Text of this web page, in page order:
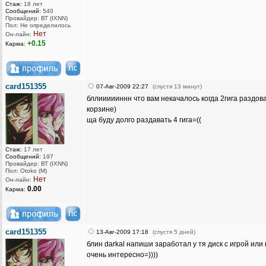
Стаж: 18 лет
Сообщений: 540
Провайдер: ВТ (IXNN)
Пол: Не определилось
Он-лайн: Нет
Карма: +0.15
card151355
Стаж: 17 лет
Сообщений: 197
Провайдер: ВТ (IXNN)
Пол: Otoko (M)
Он-лайн: Нет
Карма: 0.00
07-Авг-2009 22:27 (спустя 13 минут)
бллиииииннн что вам некачалось когда 2гига
корзине)
ща буду долго раздавать 4 гига=((
card151355 13-Авг-2009 17:18 (спустя 5 дней)
блин darkal напиши заработал у тя диск с игрой или
очень интересно=))))